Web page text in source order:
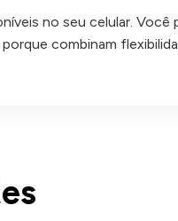
no seu celular.
combinam